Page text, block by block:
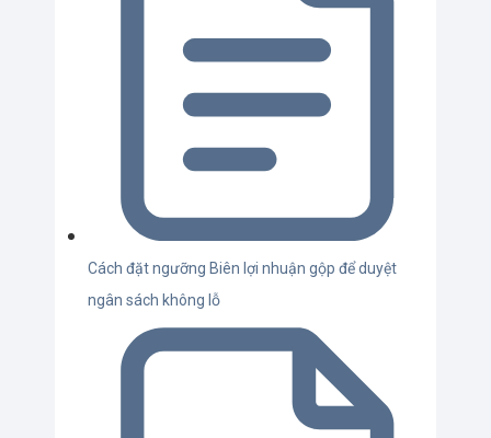
Cách đặt ngưỡng Biên lợi nhuận gộp để duyệt
ngân sách không lỗ